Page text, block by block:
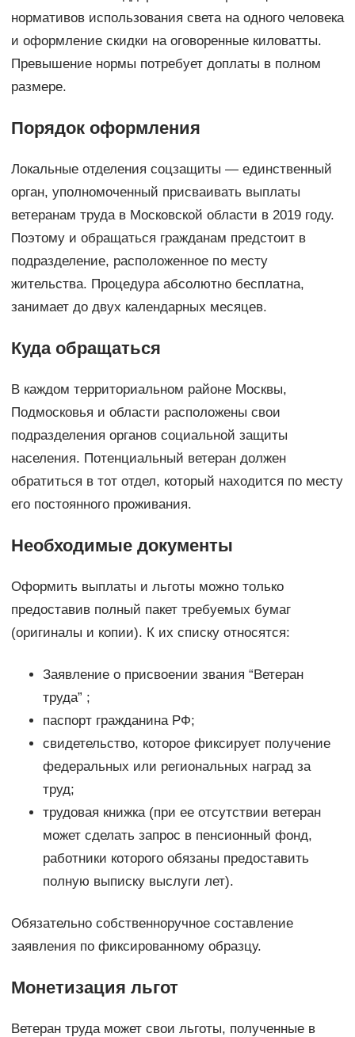
нормативов использования света на одного человека
и оформление скидки на оговоренные киловатты.
Превышение нормы потребует доплаты в полном
размере.
Порядок оформления
Локальные отделения соцзащиты — единственный
орган, уполномоченный присваивать выплаты
ветеранам труда в Московской области в 2019 году.
Поэтому и обращаться гражданам предстоит в
подразделение, расположенное по месту
жительства. Процедура абсолютно бесплатна,
занимает до двух календарных месяцев.
Куда обращаться
В каждом территориальном районе Москвы,
Подмосковья и области расположены свои
подразделения органов социальной защиты
населения. Потенциальный ветеран должен
обратиться в тот отдел, который находится по месту
его постоянного проживания.
Необходимые документы
Оформить выплаты и льготы можно только
предоставив полный пакет требуемых бумаг
(оригиналы и копии). К их списку относятся:
Заявление о присвоении звания “Ветеран
труда” ;
паспорт гражданина РФ;
свидетельство, которое фиксирует получение
федеральных или региональных наград за
труд;
трудовая книжка (при ее отсутствии ветеран
может сделать запрос в пенсионный фонд,
работники которого обязаны предоставить
полную выписку выслуги лет).
Обязательно собственноручное составление
заявления по фиксированному образцу.
Монетизация льгот
Ветеран труда может свои льготы, полученные в